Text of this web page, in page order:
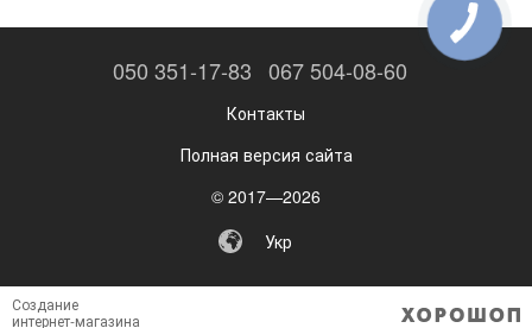
050 351-17-83 067 504-08-60
Контакты
Полная версия сайта
© 2017—2026
Укр
Создание
интернет-магазина